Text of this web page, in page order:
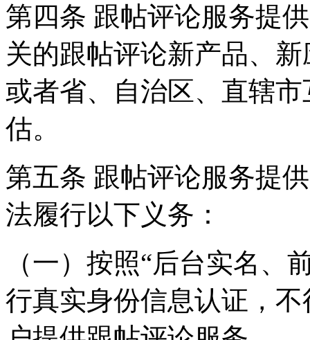
第四条 跟帖评论服务提
关的跟帖评论新产品、
或者省、自治区、直辖
估。
第五条 跟帖评论服务提
法履行以下义务：
（一）按照“后台实名、
行真实身份信息认证，